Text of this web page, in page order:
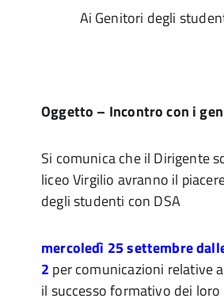
Ai Genitori degli
Oggetto – Incontro con i
Si comunica che il Dirigente
liceo Virgilio avranno il
degli studenti con DSA
mercoledì 25 settembre
2 per comunicazioni relative
il successo formativo dei loro